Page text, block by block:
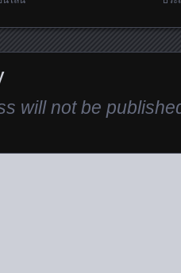
will not be